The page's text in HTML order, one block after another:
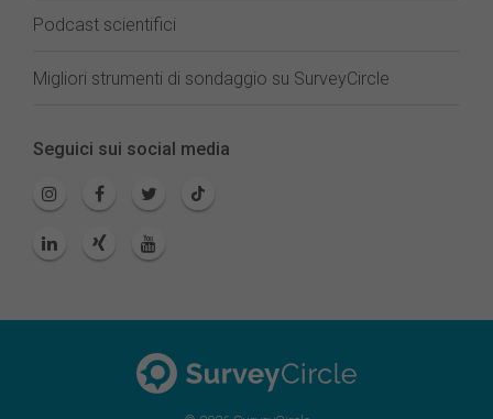
Podcast scientifici
Migliori strumenti di sondaggio su SurveyCircle
Seguici sui social media